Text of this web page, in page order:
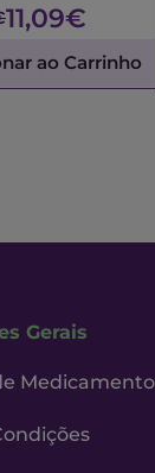
11,09€
ao Carrinho
Gerais